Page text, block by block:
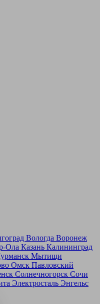
Вологда Воронеж
Ола Казань Калининград
Мытищи
Омск Павловский
Солнечногорск Сочи
Электросталь Энгельс